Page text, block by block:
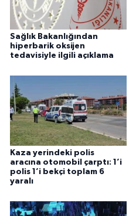
Sağlık Bakanlığından
hiperbarik oksijen
tedavisiyle ilgili açıklama
Kaza yerindeki polis
aracına otomobil çarptı: 1’i
polis 1’i bekçi toplam 6
yaralı